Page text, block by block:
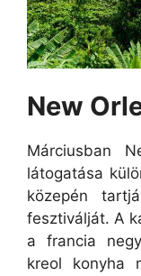
New
Márciusban
látogatása
közepén
fesztiválját. A
a francia
kreol konyha